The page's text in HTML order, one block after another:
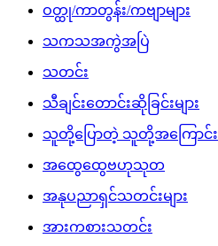
ဝတ္ထု/ကာတွန်း/ကဗျာများ
သကသအကွဲအပြဲ
သတင်း
သီချင်းတောင်းဆိုခြင်းများ
သူတို့ပြောတဲ့ သူတို့အကြောင်း
အထွေထွေဗဟုသုတ
အနုပညာရှင်သတင်းများ
အားကစားသတင်း